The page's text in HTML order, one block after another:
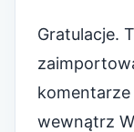
Gratulacje.
wewnątrz